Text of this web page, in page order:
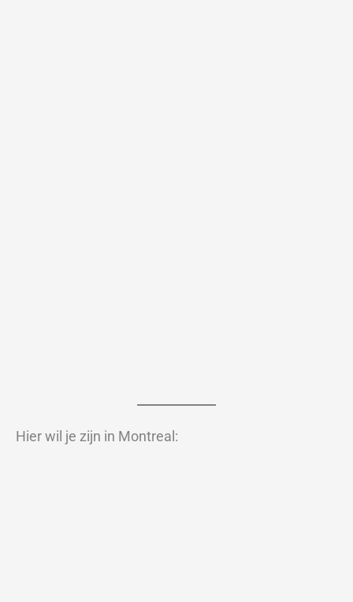
Hier wil je zijn in Montreal: